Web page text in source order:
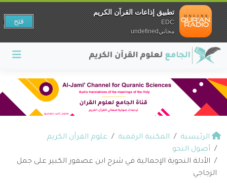
الرئيسية المكتبة الرقمية
علوم القرآن الكريم
أصول النحو
الأدلة النحوية الإجمالية في شرح ابن عصفور الكبير على جمل
الزجاجي
تطبيق إذاعات القرآن الكريم
EDC
مجانيundefined
فتح